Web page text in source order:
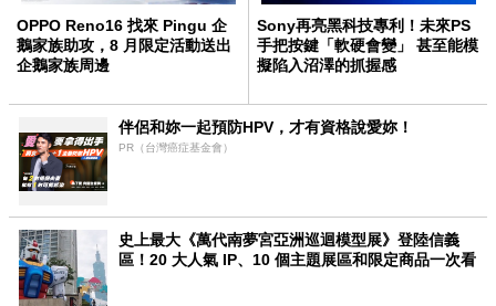
OPPO Reno16 找來 Pingu 企
鵝家族助攻，8 月限定活動送出
企鵝家族周邊
Sony再亮黑科技專利！未來PS
手把按鍵「軟硬會變」 甚至能模
擬陷入沼澤的抓握感
伴侶和妳一起預防HPV，才有資格說愛妳！
PR（台灣癌症基金會）
史上最大《萬代南夢宮亞洲巡迴模型展》登陸信義
區！20 大人氣 IP、10 個主題展區和限定商品一次看